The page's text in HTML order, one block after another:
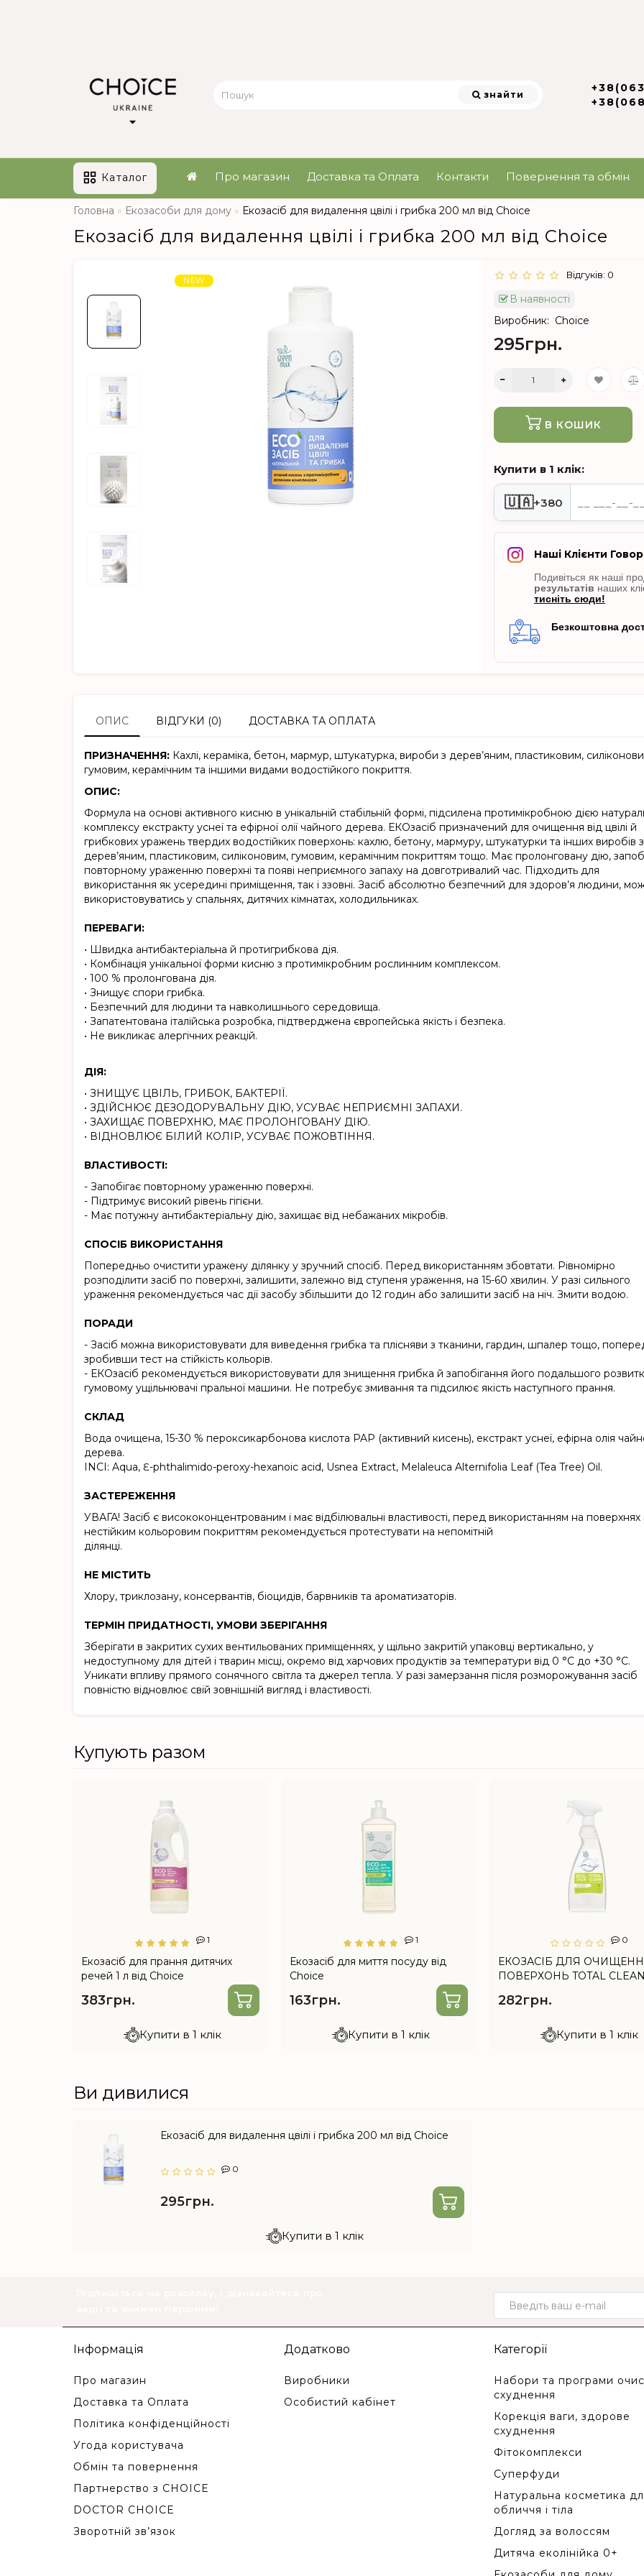
знайти
Каталог Про магазин Доставка та Оплата Контакти Повернення та обмін
Головна Екозасоби для дому Екозасіб для видалення цвілі і грибка 200 мл від Choice
Екозасіб для видалення цвілі і грибка 200 мл від Choice
NEW Відгуків: 0
В наявності
Виробник: Choice
295грн.
В КОШИК
Купити в 1 клік:
🇺🇦+380
Наші Клієнти
Подивіться як наші
результатів наших
тисніть сюди!
Безкоштовна
ОПИС ВІДГУКИ (0) ДОСТАВКА ТА ОПЛАТА
ПРИЗНАЧЕННЯ: Кахлі, кераміка, бетон, мармур, штукатурка, вироби з дерев’яним, пластиковим,
гумовим, керамічним та іншими видами водостійкого покриття.
ОПИС:
Формула на основі активного кисню в унікальній стабільній формі, підсилена протимікробною дією
комплексу екстракту уснеї та ефірної олії чайного дерева. ЕКОзасіб призначений для очищення від цвілі й
грибкових уражень твердих водостійких поверхонь: кахлю, бетону, мармуру, штукатурки та інших виробів з
дерев’яним, пластиковим, силіконовим, гумовим, керамічним покриттям тощо. Має пролонговану дію,
повторному ураженню поверхні та появі неприємного запаху на довготривалий час. Підходить для
використання як усередині приміщення, так і ззовні. Засіб абсолютно безпечний для здоров’я людини,
використовуватись у спальнях, дитячих кімнатах, холодильниках.
ПЕРЕВАГИ:
• Швидка антибактеріальна й протигрибкова дія.
• Комбінація унікальної форми кисню з протимікробним рослинним комплексом.
• 100 % пролонгована дія.
• Знищує спори грибка.
• Безпечний для людини та навколишнього середовища.
• Запатентована італійська розробка, підтверджена європейська якість і безпека.
• Не викликає алергічних реакцій.
ДІЯ:
• ЗНИЩУЄ ЦВІЛЬ, ГРИБОК, БАКТЕРІЇ.
• ЗДІЙСНЮЄ ДЕЗОДОРУВАЛЬНУ ДІЮ, УСУВАЄ НЕПРИЄМНІ ЗАПАХИ.
• ЗАХИЩАЄ ПОВЕРХНЮ, МАЄ ПРОЛОНГОВАНУ ДІЮ.
• ВІДНОВЛЮЄ БІЛИЙ КОЛІР, УСУВАЄ ПОЖОВТІННЯ.
ВЛАСТИВОСТІ:
- Запобігає повторному ураженню поверхні.
- Підтримує високий рівень гігієни.
- Має потужну антибактеріальну дію, захищає від небажаних мікробів.
СПОСІБ ВИКОРИСТАННЯ
Попередньо очистити уражену ділянку у зручний спосіб. Перед використанням збовтати. Рівномірно
розподілити засіб по поверхні, залишити, залежно від ступеня ураження, на 15-60 хвилин. У разі сильного
ураження рекомендується час дії засобу збільшити до 12 годин або залишити засіб на ніч. Змити водою.
ПОРАДИ
- Засіб можна використовувати для виведення грибка та плісняви з тканини, гардин, шпалер тощо,
зробивши тест на стійкість кольорів.
- ЕКОзасіб рекомендується використовувати для знищення грибка й запобігання його подальшого
гумовому ущільнювачі пральної машини. Не потребує змивання та підсилює якість наступного прання.
СКЛАД
Вода очищена, 15-30 % пероксикарбонова кислота PAP (активний кисень), екстракт уснеї, ефірна олія
дерева.
INCI: Aqua, Ɛ-phthalimido-peroxy-hexanoic acid, Usnea Extract, Melaleuca Alternifolia Leaf (Tea Tree) Oil.
ЗАСТЕРЕЖЕННЯ
УВАГА! Засіб є висококонцентрованим і має відбілювальні властивості, перед використанням на поверхнях
нестійким кольоровим покриттям рекомендується протестувати на непомітній
ділянці.
НЕ МІСТИТЬ
Хлору, триклозану, консервантів, біоцидів, барвників та ароматизаторів.
ТЕРМІН ПРИДАТНОСТІ, УМОВИ ЗБЕРІГАННЯ
Зберігати в закритих сухих вентильованих приміщеннях, у щільно закритій упаковці вертикально, у
недоступному для дітей і тварин місці, окремо від харчових продуктів за температури від 0 °С до +30 °С.
Уникати впливу прямого сонячного світла та джерел тепла. У разі замерзання після розморожування засіб
повністю відновлює свій зовнішній вигляд і властивості.
Купують разом
1
Екозасіб для прання дитячих
речей 1 л від Choice
383грн.
Купити в 1 клік
1
Екозасіб для миття посуду від
Choice
163грн.
Купити в 1 клік
0
ЕКОЗАСІБ ДЛЯ
ПОВЕРХОНЬ TOTAL СLEAN
282грн.
Купити в 1 клік
Ви дивилися
Екозасіб для видалення цвілі і грибка 200 мл від Choice
0
295грн.
Купити в 1 клік
Інформація
Про магазин
Доставка та Оплата
Політика конфіденційності
Угода користувача
Обмін та повернення
Партнерство з CHOICE
DOCTOR CHOICE
Зворотній зв’язок
Додатково
Виробники
Особистий кабінет
Категорії
Набори та програми
схуднення
Корекція ваги, здорове
схуднення
Фітокомплекси
Суперфуди
Натуральна косметика
обличчя і тіла
Догляд за волоссям
Дитяча еколінійка 0+